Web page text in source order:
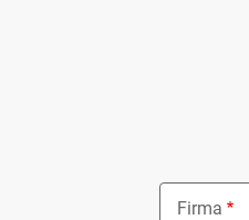
Firma